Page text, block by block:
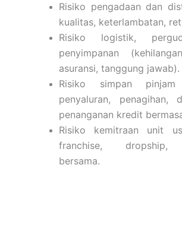
Risiko pengadaan dan
kualitas, keterlambatan,
Risiko logistik,
penyimpanan
asuransi, tanggung jawab).
Risiko simpan
penyaluran, penagihan,
penanganan kredit
Risiko kemitraan unit
franchise, dropship,
bersama.